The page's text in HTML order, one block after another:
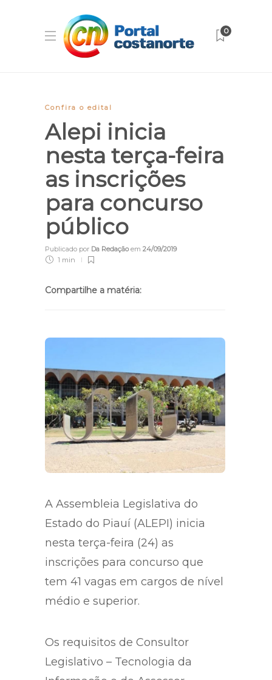
0
Confira o edital
Alepi inicia
nesta terça-feira
as inscrições
para concurso
público
Publicado por Da Redaçãoem 24/09/2019
1 min
Compartilhe a matéria:
A Assembleia Legislativa do
Estado do Piauí (ALEPI) inicia
nesta terça-feira (24) as
inscrições para concurso que
tem 41 vagas em cargos de nível
médio e superior.
Os requisitos de Consultor
Legislativo – Tecnologia da